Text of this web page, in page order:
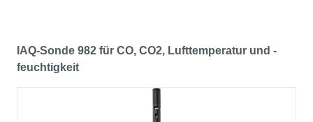
IAQ-Sonde 982 für CO, CO2, Lufttemperatur und -
feuchtigkeit